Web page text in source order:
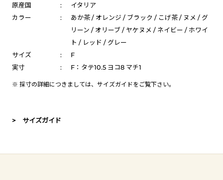
原産国
:
イタリア
カラー
:
あか茶 / オレンジ / ブラック / こげ茶 / ヌメ / グ
リーン / オリーブ / ヤケヌメ / ネイビー / ホワイ
ト / レッド / グレー
サイズ
:
F
実寸
: F：タテ10.5 ヨコ8 マチ1
※ 採寸の詳細につきましては、 サイズガイドをご覧下さい。
> サイズガイド